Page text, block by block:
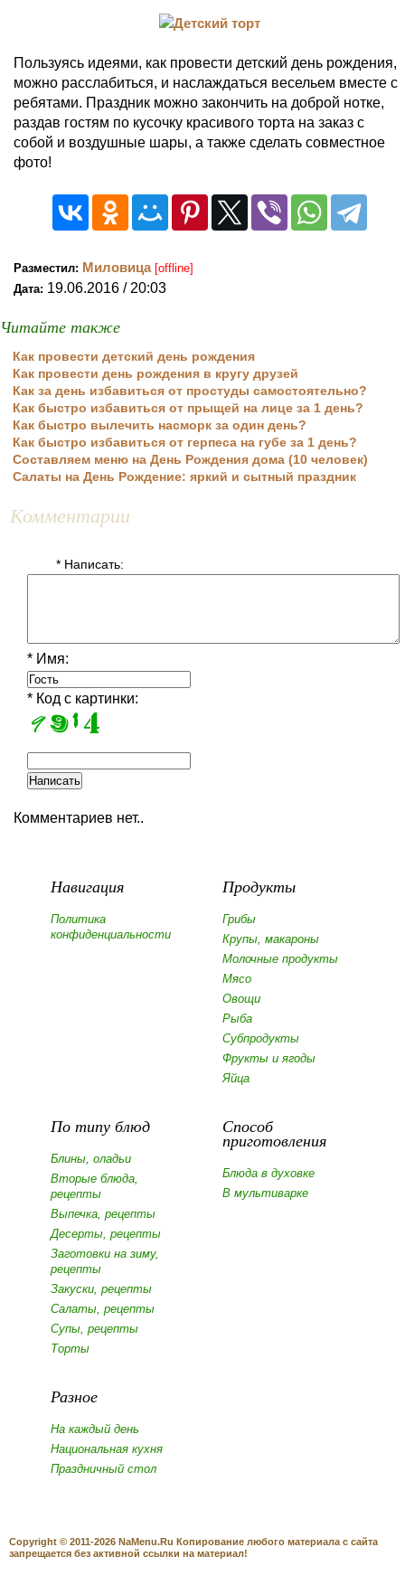
Пользуясь идеями, как провести детский день рождения,
можно расслабиться, и наслаждаться весельем вместе с
ребятами. Праздник можно закончить на доброй нотке,
раздав гостям по кусочку красивого торта на заказ с
собой и воздушные шары, а также сделать совместное
фото!
Разместил: Миловица [offline]
Дата: 19.06.2016 / 20:03
Читайте также
Как провести детский день рождения
Как провести день рождения в кругу друзей
Как за день избавиться от простуды самостоятельно?
Как быстро избавиться от прыщей на лице за 1 день?
Как быстро вылечить насморк за один день?
Как быстро избавиться от герпеса на губе за 1 день?
Составляем меню на День Рождения дома (10 человек)
Салаты на День Рождение: яркий и сытный праздник
Комментарии
* Написать:
* Имя:
* Код с картинки:
Комментариев нет..
Навигация
Политика
конфиденциальности
Продукты
Грибы
Крупы, макароны
Молочные продукты
Мясо
Овощи
Рыба
Субпродукты
Фрукты и ягоды
Яйца
По типу блюд
Блины, оладьи
Вторые блюда,
рецепты
Выпечка, рецепты
Десерты, рецепты
Заготовки на зиму,
рецепты
Закуски, рецепты
Салаты, рецепты
Супы, рецепты
Торты
Способ
приготовления
Блюда в духовке
В мультиварке
Разное
На каждый день
Национальная кухня
Праздничный стол
Copyright © 2011-2026 NaMenu.Ru Копирование любого материала с сайта
запрещается без активной ссылки на материал!